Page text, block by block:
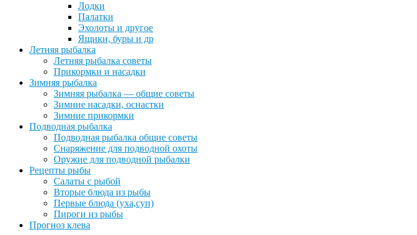
Лодки
Палатки
Эхолоты и другое
Ящики, буры и др
Летняя рыбалка
Летняя рыбалка советы
Прикормки и насадки
Зимняя рыбалка
Зимняя рыбалка — общие советы
Зимние насадки, оснастки
Зимние прикормки
Подводная рыбалка
Подводная рыбалка общие советы
Снаряжение для подводной охоты
Оружие для подводной рыбалки
Рецепты рыбы
Салаты с рыбой
Вторые блюда из рыбы
Первые блюда (уха,суп)
Пироги из рыбы
Прогноз клева